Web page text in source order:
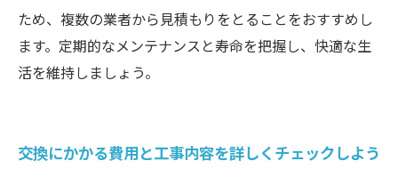
ため、複数の業者から見積もりをとることをおすすめし
ます。定期的なメンテナンスと寿命を把握し、快適な生
活を維持しましょう。
交換にかかる費用と工事内容を詳しくチェックしよう